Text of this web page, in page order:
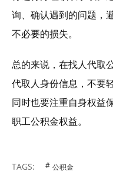
询、确认遇到的问题，
不必要的损失。
总的来说，在找人代取
代取人身份信息，不要
同时也要注重自身权益
职工公积金权益。
TAGS: 公积金